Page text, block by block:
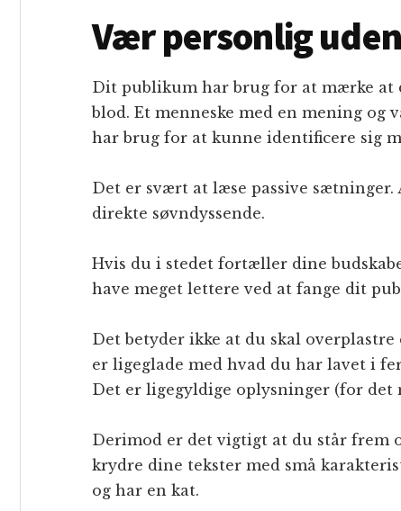
Vær personlig
Dit publikum har brug for at mærke at
blod. Et menneske med en mening
har brug for at kunne identificere sig
Det er svært at læse passive sætninger.
direkte søvndyssende.
Hvis du i stedet fortæller dine
have meget lettere ved at fange dit
Det betyder ikke at du skal
er ligeglade med hvad du har lavet i
Det er ligegyldige oplysninger (for det
Derimod er det vigtigt at du står frem
krydre dine tekster med små
og har en kat.